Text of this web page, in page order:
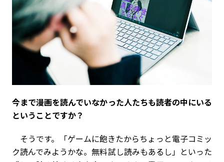
――今まで漫画を読んでいなかった人たちも読者の中にいる
ということですか？
そうです。「ゲームに飽きたからちょっと電子コミッ
ク読んでみようかな。無料試し読みもあるし」といった